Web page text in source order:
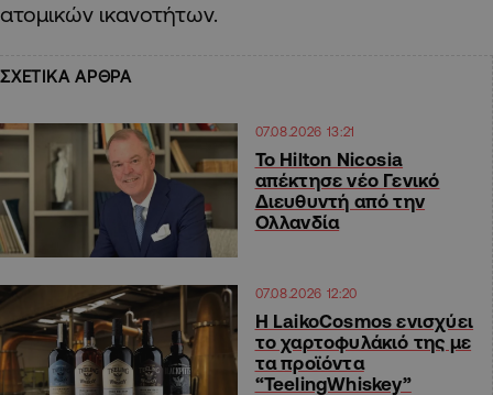
ατομικών ικανοτήτων.
ΣΧΕΤΙΚΑ ΑΡΘΡΑ
07.08.2026 13:21
Το Hilton Nicosia
απέκτησε νέο Γενικό
Διευθυντή από την
Ολλανδία
07.08.2026 12:20
Η LaikoCosmos ενισχύει
το χαρτοφυλάκιό της με
τα προϊόντα
“TeelingWhiskey”